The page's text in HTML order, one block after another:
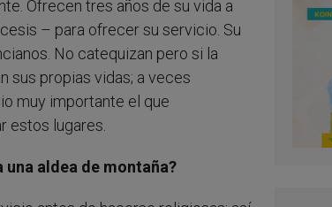
Ofrecen tres años de su vida a
– para ofrecer su servicio. Su
No catequizan pero si la
sus propias vidas; a veces
muy importante el que
estos lugares.
aldea de montaña?